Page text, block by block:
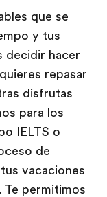
que se
y tus
decidir hacer
repasar
disfrutas
para los
IELTS o
de
vacaciones
Te permitimos